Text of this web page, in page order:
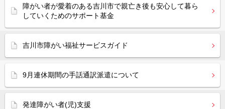
障がい者が愛着のある吉川市で親亡き後も安心して暮ら
していくためのサポート基金
吉川市障がい福祉サービスガイド
9月連休期間の手話通訳派遣について
発達障がい者(児)支援